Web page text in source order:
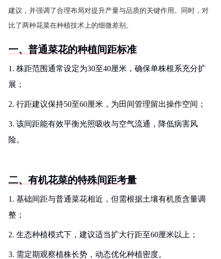
建议，并强调了合理布局对提升产量与品质的关键作用。同时，对
比了两种花菜在种植技术上的细微差别。
一、普通菜花的种植间距标准
1. 株距范围通常设定为30至40厘米，确保单株根系充分扩
展；
2. 行距建议保持50至60厘米，为田间管理留出操作空间；
3. 该间距能有效平衡光照吸收与空气流通，降低病害风
险。
二、有机花菜的特殊间距考量
1. 基础间距与普通菜花相近，但需根据土壤有机质含量调
整；
2. 生态种植模式下，建议适当扩大行距至60厘米以上；
3. 需定期观察植株长势，动态优化种植密度。